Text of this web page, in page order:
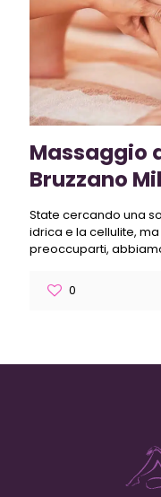
Massaggio
Bruzzano
State cercando una
idrica e la cellulite,
preoccuparti,
0